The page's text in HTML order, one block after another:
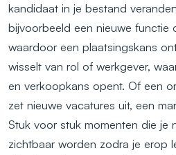
kandidaat in je bestand
bijvoorbeeld een nieuwe functie
waardoor een plaatsingskans
wisselt van rol of werkgever,
en verkoopkans opent. Of een
zet nieuwe vacatures uit, een
Stuk voor stuk momenten die je
zichtbaar worden zodra je erop